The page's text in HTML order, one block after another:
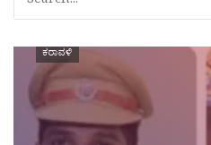
ಕರಾವಳಿ